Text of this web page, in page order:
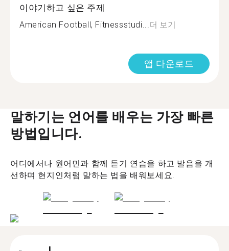
이야기하고 싶은 주제
American Football, Fitnessstudi... 더 보기
앱 다운로드
말하기는 언어를 배우는 가장 빠른
방법입니다.
어디에서나 원어민과 함께 듣기 연습을 하고 발음을 개
선하며 현지인처럼 말하는 법을 배워보세요.